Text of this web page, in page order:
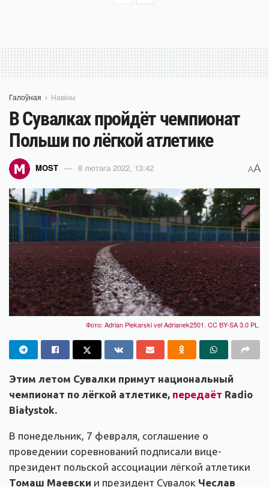
Галоўная Навіны
В Сувалках пройдёт чемпионат
Польши по лёгкой атлетике
MOST 8 лютага 2022, 13:42 AA
Фото: Adrian Piekarski vel Adrianek2501 CC BY-SA 3.0 PL
Этим летом Сувалки примут национальный
чемпионат по лёгкой атлетике, передаёт Radio
Białystok.
В понедельник, 7 февраля, соглашение о
проведении соревнований подписали вице-
президент польской ассоциации лёгкой атлетики
Томаш Маевски и президент Сувалок Чеслав